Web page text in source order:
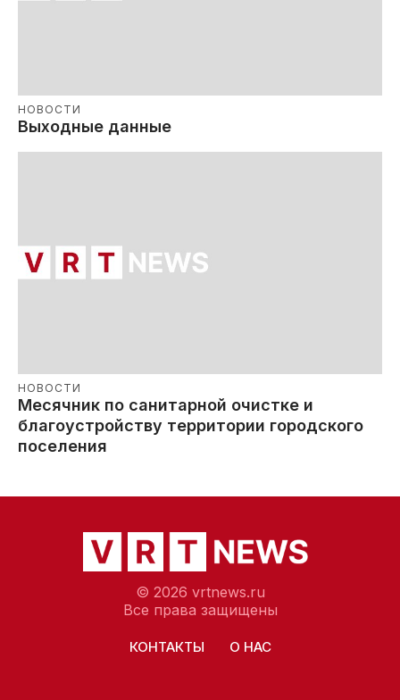
НОВОСТИ
Выходные данные
НОВОСТИ
Месячник по санитарной очистке и
благоустройству территории городского
поселения
© 2026 vrtnews.ru
Все права защищены
КОНТАКТЫ О НАС